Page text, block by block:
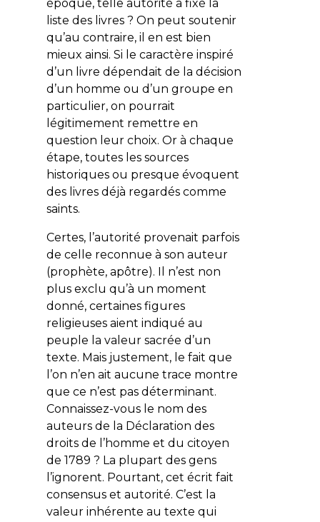
époque, telle autorité a fixé la
liste des livres ? On peut soutenir
qu’au contraire, il en est bien
mieux ainsi. Si le caractère inspiré
d’un livre dépendait de la décision
d’un homme ou d’un groupe en
particulier, on pourrait
légitimement remettre en
question leur choix. Or à chaque
étape, toutes les sources
historiques ou presque évoquent
des livres déjà regardés comme
saints.
Certes, l’autorité provenait parfois
de celle reconnue à son auteur
(prophète, apôtre). Il n’est non
plus exclu qu’à un moment
donné, certaines figures
religieuses aient indiqué au
peuple la valeur sacrée d’un
texte. Mais justement, le fait que
l’on n’en ait aucune trace montre
que ce n’est pas déterminant.
Connaissez-vous le nom des
auteurs de la Déclaration des
droits de l’homme et du citoyen
de 1789 ? La plupart des gens
l’ignorent. Pourtant, cet écrit fait
consensus et autorité. C’est la
valeur inhérente au texte qui